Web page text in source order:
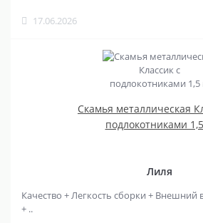
17.06.2026
Скамья металлическая
подлокотниками
Лиля
Качество + Легкость сборки + Внешний
+ ..